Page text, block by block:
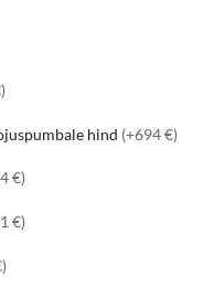
hind (+694 €)
€)
€)